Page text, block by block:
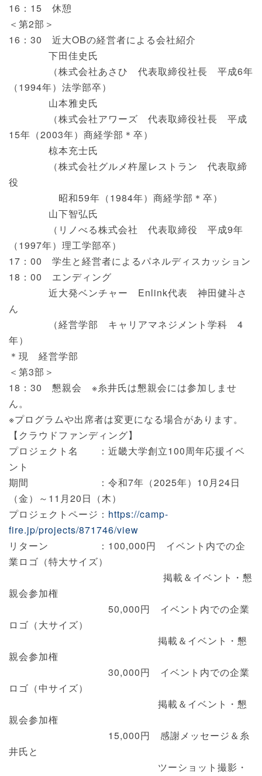
16：15 休憩
＜第2部＞
16：30 近大OBの経営者による会社紹介
下田佳史氏
（株式会社あさひ 代表取締役社長 平成6年
（1994年）法学部卒）
山本雅史氏
（株式会社アワーズ 代表取締役社長 平成
15年（2003年）商経学部＊卒）
椋本充士氏
（株式会社グルメ杵屋レストラン 代表取締
役
昭和59年（1984年）商経学部＊卒）
山下智弘氏
（リノべる株式会社 代表取締役 平成9年
（1997年）理工学部卒）
17：00 学生と経営者によるパネルディスカッション
18：00 エンディング
近大発ベンチャー Enlink代表 神田健斗さ
ん
（経営学部 キャリアマネジメント学科 4
年）
＊現 経営学部
＜第3部＞
18：30 懇親会 ※糸井氏は懇親会には参加しませ
ん。
※プログラムや出席者は変更になる場合があります。
【クラウドファンディング】
プロジェクト名 ：近畿大学創立100周年応援イベ
ント
期間 ：令和7年（2025年）10月24日
（金）～11月20日（木）
プロジェクトページ： https://camp-
fire.jp/projects/871746/view
リターン ：100,000円 イベント内での企
業ロゴ（特大サイズ）
掲載＆イベント・懇
親会参加権
50,000円 イベント内での企業
ロゴ（大サイズ）
掲載＆イベント・懇
親会参加権
30,000円 イベント内での企業
ロゴ（中サイズ）
掲載＆イベント・懇
親会参加権
15,000円 感謝メッセージ＆糸
井氏と
ツーショット撮影・